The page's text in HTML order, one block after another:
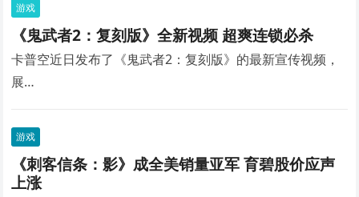
游戏
《鬼武者2：复刻版》全新视频 超爽连锁必杀
卡普空近日发布了《鬼武者2：复刻版》的最新宣传视频，
展…
游戏
《刺客信条：影》成全美销量亚军 育碧股价应声
上涨